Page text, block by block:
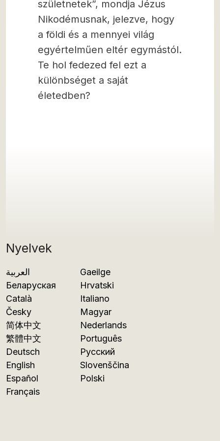
Nyelvek
العربية
Беларуская
Català
Česky
简体中文
繁體中文
Deutsch
English
Español
Français
Gaeilge
Hrvatski
Italiano
Magyar
Nederlands
Português
Русский
Slovenščina
Polski
születnetek”, mondja Jézus
Nikodémusnak, jelezve, hogy
a földi és a mennyei világ
egyértelműen eltér egymástól.
Te hol fedezed fel ezt a
különbséget a saját
életedben?